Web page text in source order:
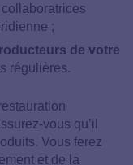
;
de votre
régulières.
vous qu’il
Vous ferez
et de la